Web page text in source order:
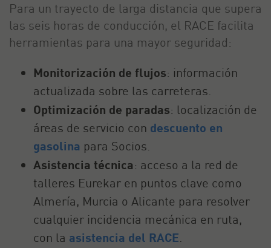
Para un trayecto de larga distancia que supera
las seis horas de conducción, el RACE facilita
herramientas para una mayor seguridad:
Monitorización de flujos: información
actualizada sobre las carreteras.
Optimización de paradas: localización de
áreas de servicio con descuento en
gasolina para Socios.
Asistencia técnica: acceso a la red de
talleres Eurekar en puntos clave como
Almería, Murcia o Alicante para resolver
cualquier incidencia mecánica en ruta,
con la asistencia del RACE.